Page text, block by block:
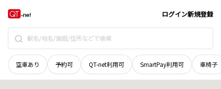
ログイン新規登録
空車あり 予約可 QT-net利用可 SmartPay利用可 車椅子
山口県